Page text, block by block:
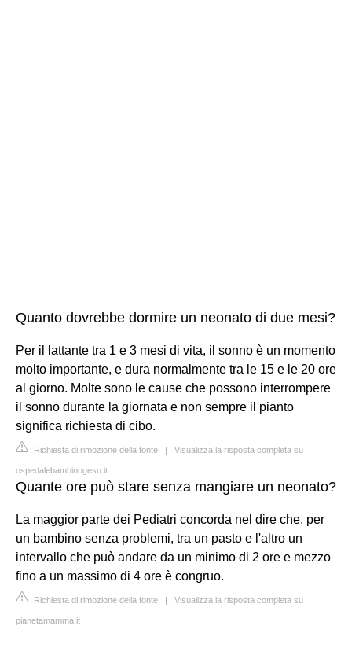
Quanto dovrebbe dormire un neonato di due mesi?
Per il lattante tra 1 e 3 mesi di vita, il sonno è un momento
molto importante, e dura normalmente tra le 15 e le 20 ore
al giorno. Molte sono le cause che possono interrompere
il sonno durante la giornata e non sempre il pianto
significa richiesta di cibo.
Richiesta di rimozione della fonte | Visualizza la risposta completa su
ospedalebambinogesu.it
Quante ore può stare senza mangiare un neonato?
La maggior parte dei Pediatri concorda nel dire che, per
un bambino senza problemi, tra un pasto e l'altro un
intervallo che può andare da un minimo di 2 ore e mezzo
fino a un massimo di 4 ore è congruo.
Richiesta di rimozione della fonte | Visualizza la risposta completa su
pianetamamma.it